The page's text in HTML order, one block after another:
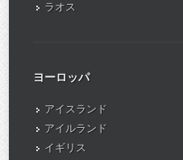
ラオス
ヨーロッパ
アイスランド
アイルランド
イギリス